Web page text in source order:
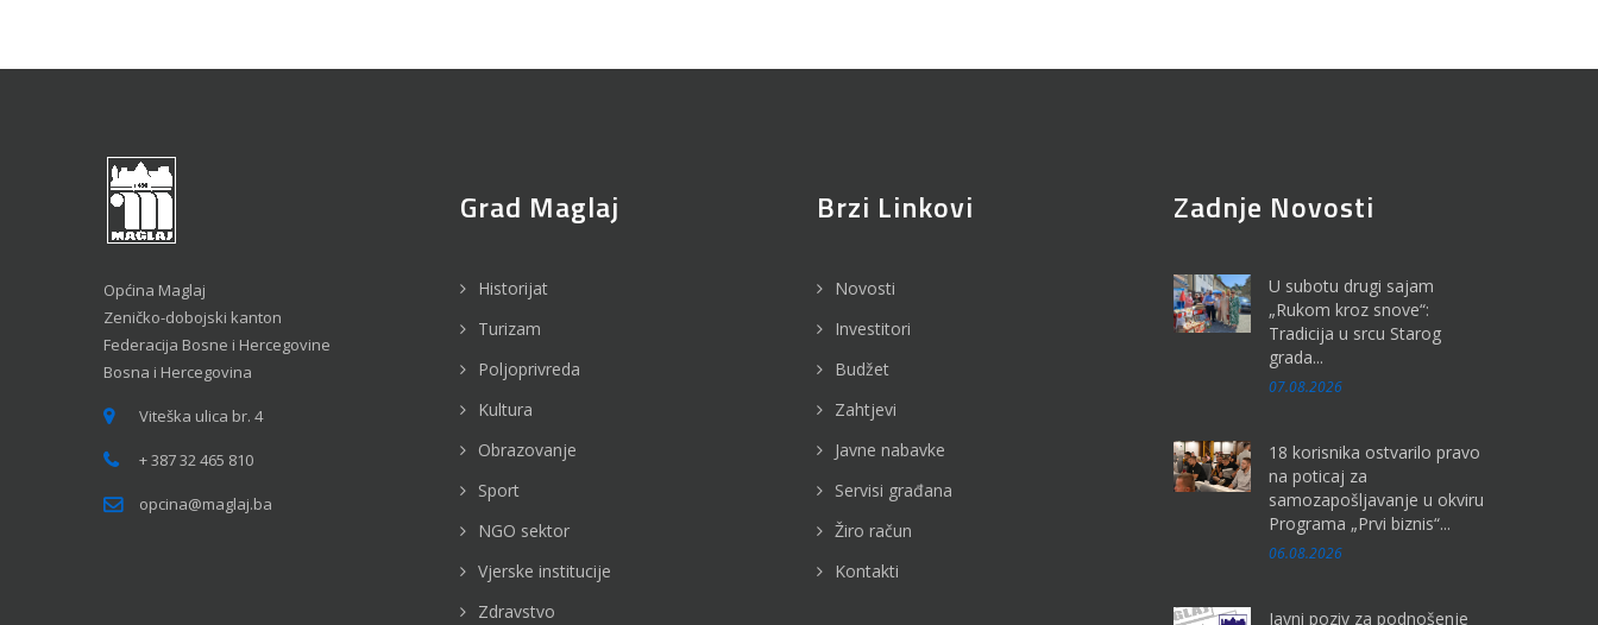
Općina Maglaj
Zeničko-dobojski kanton
Federacija Bosne i Hercegovine
Bosna i Hercegovina
Viteška ulica br. 4
+ 387 32 465 810
opcina@maglaj.ba
Grad Maglaj
Historijat
Turizam
Poljoprivreda
Kultura
Obrazovanje
Sport
NGO sektor
Vjerske institucije
Zdravstvo
Brzi Linkovi
Novosti
Investitori
Budžet
Zahtjevi
Javne nabavke
Servisi građana
Žiro račun
Kontakti
Zadnje Novosti
U subotu drugi sajam
„Rukom kroz snove“:
Tradicija u srcu Starog
grada...
07.08.2026
18 korisnika ostvarilo pravo
na poticaj za
samozapošljavanje u okviru
Programa „Prvi biznis“...
06.08.2026
Javni poziv za podnošenje